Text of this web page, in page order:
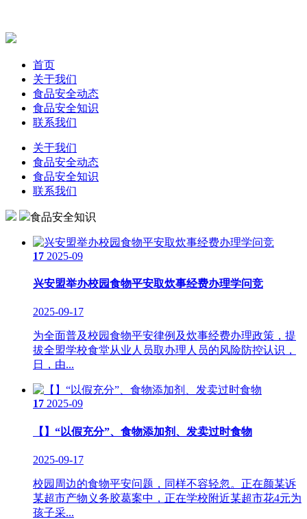
首页
关于我们
食品安全动态
食品安全知识
联系我们
关于我们
食品安全动态
食品安全知识
联系我们
食品安全知识
17 2025-09
兴安盟举办校园食物平安取炊事经费办理学问竞
2025-09-17
为全面普及校园食物平安律例及炊事经费办理政策，提
拔全盟学校食堂从业人员取办理人员的风险防控认识，
日，由...
17 2025-09
【】“以假充分”、食物添加剂、发卖过时食物
2025-09-17
校园周边的食物平安问题，同样不容轻忽。正在颜某诉
某超市产物义务胶葛案中，正在学校附近某超市花4元为
孩子采...